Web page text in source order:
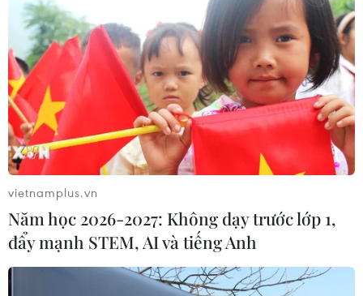
vietnamplus.vn
Năm học 2026-2027: Không dạy trước lớp 1,
đẩy mạnh STEM, AI và tiếng Anh